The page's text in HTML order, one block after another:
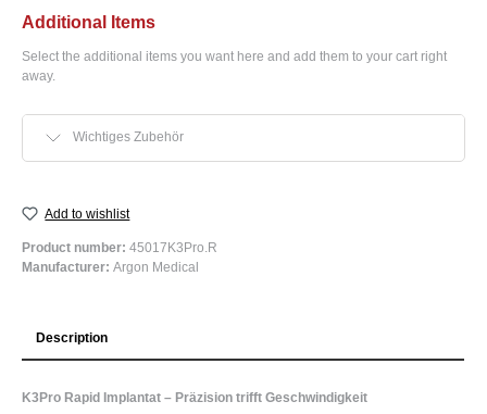
Additional Items
Select the additional items you want here and add them to your cart right
away.
Wichtiges Zubehör
Add to wishlist
Product number: 45017K3Pro.R
Manufacturer: Argon Medical
Description
K3Pro Rapid Implantat – Präzision trifft Geschwindigkeit